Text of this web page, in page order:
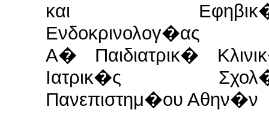
και
Ενδοκρινολογ�ας
Α� Παιδιατρικ�
Ιατρικ�ς
Πανεπιστημ�ου Αθην�ν